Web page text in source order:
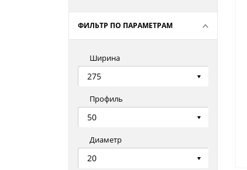
ФИЛЬТР ПО ПАРАМЕТРАМ
Ширина
275
Профиль
50
Диаметр
20